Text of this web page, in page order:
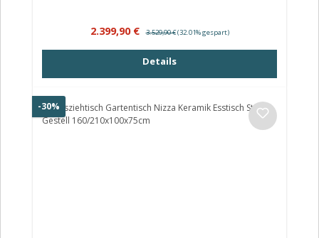
Verkaufspreis:
2.399,90 € Regulärer Preis:
3.529,90 €(32.01% gespart)
Details
-30% Rabatt